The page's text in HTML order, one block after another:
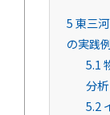
5東三
の実践例
5.1
分析
5.2